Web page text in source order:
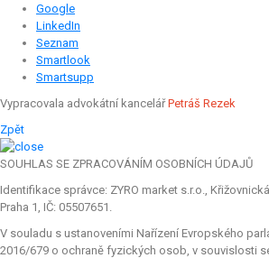
Google
LinkedIn
Seznam
Smartlook
Smartsupp
Vypracovala advokátní kancelářPetráš Rezek
Zpět
SOUHLAS SE ZPRACOVÁNÍM OSOBNÍCH ÚDAJŮ
Identifikace správce: ZYRO market s.r.o.,
Praha 1, IČ: 05507651.
V souladu s ustanoveními Nařízení Evropského
2016/679 o ochraně fyzických osob, v souvislosti